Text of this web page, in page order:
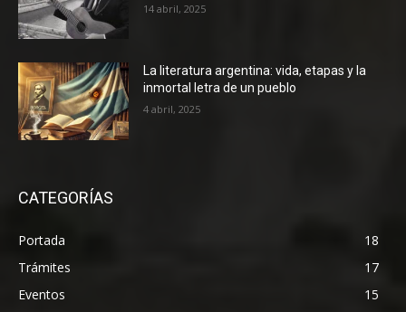
14 abril, 2025
La literatura argentina: vida, etapas y la
inmortal letra de un pueblo
4 abril, 2025
CATEGORÍAS
Portada
18
Trámites
17
Eventos
15